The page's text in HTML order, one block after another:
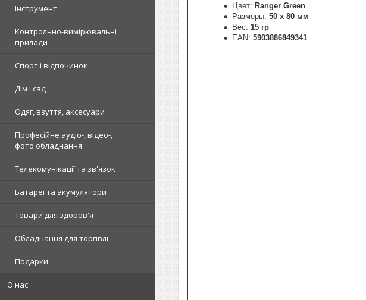
Інструмент
Контрольно-вимірювальні
прилади
Спорт і відпочинок
Дім і сад
Одяг, взуття, аксесуари
Професійне аудіо-, відео-,
фото обладнання
Телекомунікації та зв'язок
Батареї та акумулятори
Товари для здоров'я
Обладнання для торгівлі
Подарки
О нас
Цвет: Ranger Green
Размеры: 50 х 80 мм
Вес: 15 гр
EAN: 5903886849341